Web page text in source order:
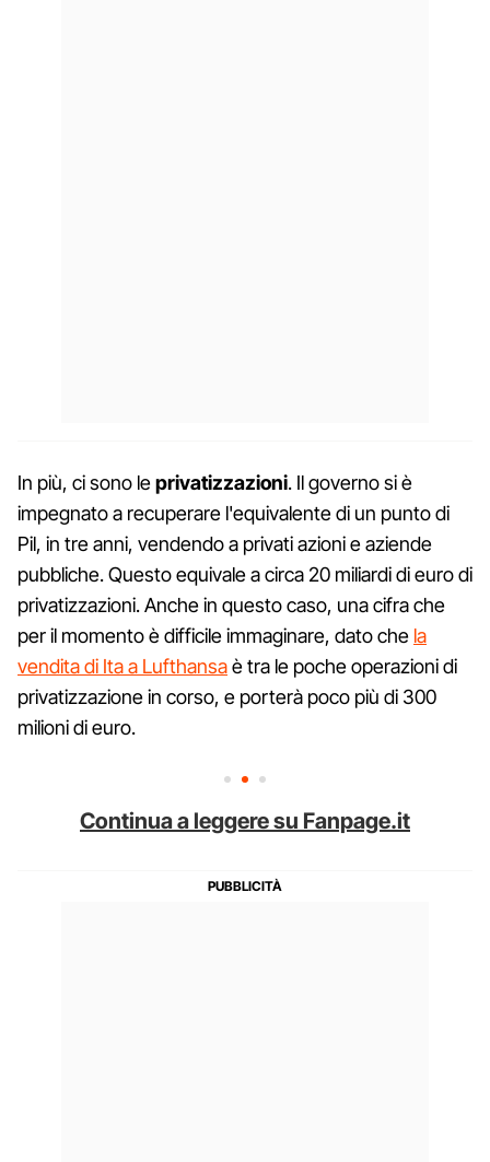
In più, ci sono leprivatizzazioni. Il governo si è
impegnato a recuperare l'equivalente di un punto di
Pil, in tre anni, vendendo a privati azioni e aziende
pubbliche. Questo equivale a circa 20 miliardi di euro di
privatizzazioni. Anche in questo caso, una cifra che
per il momento è difficile immaginare, dato che la
vendita di Ita a Lufthansaè tra le poche operazioni di
privatizzazione in corso, e porterà poco più di 300
milioni di euro.
Continua a leggere su Fanpage.it